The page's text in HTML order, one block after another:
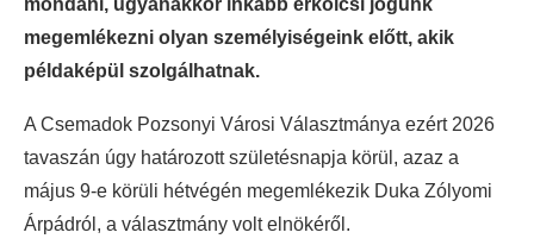
mondani, ugyanakkor inkább erkölcsi jogunk
megemlékezni olyan személyiségeink előtt, akik
példaképül szolgálhatnak.
A Csemadok Pozsonyi Városi Választmánya ezért 2026
tavaszán úgy határozott születésnapja körül, azaz a
május 9-e körüli hétvégén megemlékezik Duka Zólyomi
Árpádról, a választmány volt elnökéről.